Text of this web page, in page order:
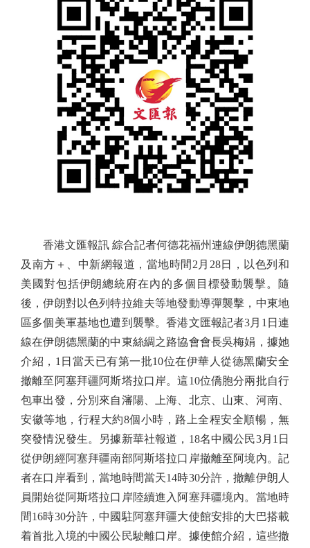
香港文匯報訊 綜合記者何德花福州連線伊朗德黑蘭
及南方＋、中新網報道，當地時間2月28日，以色列和
美國對包括伊朗總統府在內的多個目標發動襲擊。隨
後，伊朗對以色列特拉維夫等地發動導彈襲擊，中東地
區多個美軍基地也遭到襲擊。香港文匯報記者3月1日連
線在伊朗德黑蘭的中東絲綢之路協會會長吳梅娟，據她
介紹，1日當天已有第一批10位在伊華人從德黑蘭安全
撤離至阿塞拜疆阿斯塔拉口岸。這10位僑胞分兩批自行
包車出發，分別來自瀋陽、上海、北京、山東、河南、
安徽等地，行程大約8個小時，路上全程安全順暢，無
突發情況發生。另據新華社報道，18名中國公民3月1日
從伊朗經阿塞拜疆南部阿斯塔拉口岸撤離至阿境內。記
者在口岸看到，當地時間當天14時30分許，撤離伊朗人
員開始從阿斯塔拉口岸陸續進入阿塞拜疆境內。當地時
間16時30分許，中國駐阿塞拜疆大使館安排的大巴搭載
着首批入境的中國公民駛離口岸。據使館介紹，這些撤